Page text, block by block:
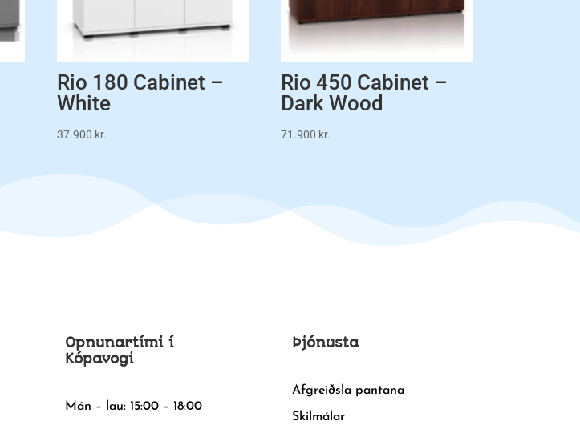
Rio 180 Cabinet –
White
37.900 kr.
Rio 450 Cabinet –
Dark Wood
71.900 kr.
Opnunartími í
Kópavogi
Mán – lau: 15:00 – 18:00
Þjónusta
Afgreiðsla pantana
Skilmálar